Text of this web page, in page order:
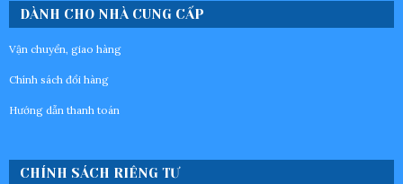
DÀNH CHO NHÀ CUNG CẤP
Vận chuyển, giao hàng
Chính sách đổi hàng
Hướng dẫn thanh toán
CHÍNH SÁCH RIÊNG TƯ